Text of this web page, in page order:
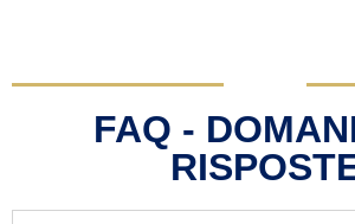
FAQ -